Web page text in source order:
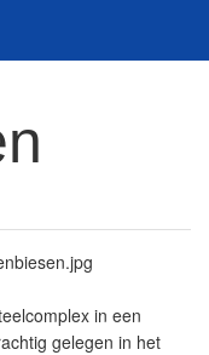
in een
gelegen in het